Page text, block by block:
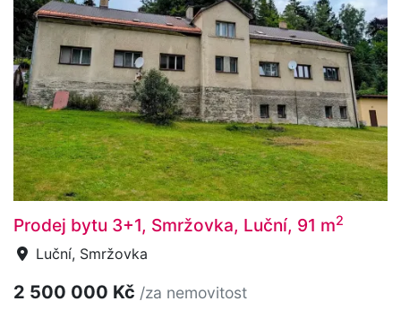
Prodej bytu 3+1, Smržovka, Luční, 91 m2
Luční, Smržovka
2 500 000 Kč /za nemovitost